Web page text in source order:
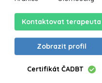
Kontaktovat terapeuta
Zobrazit profil
Certifikát ČADBT